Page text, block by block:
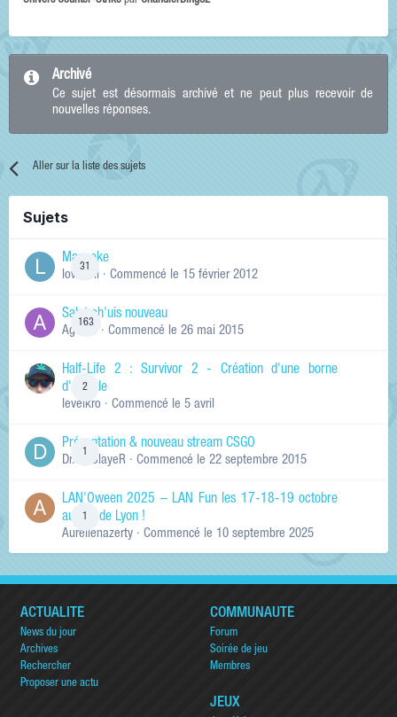
Archivé
Ce sujet est désormais archivé et ne peut plus recevoir de
nouvelles réponses.
Aller sur la liste des sujets
Sujets
31
Manneke
lowskill · Commencé le 15 février 2012
163
Salut ch'uis nouveau
Ag0Nie · Commencé le 26 mai 2015
2
Half-Life 2 : Survivor 2 - Création d'une borne
d'arcade
levelkro · Commencé le 5 avril
Présentation & nouveau stream CSGO
Dr.KinSlayeR · Commencé le 22 septembre 2015
LAN'Oween 2025 – LAN Fun les 17-18-19 octobre
au sud de Lyon !
Aurelienazerty · Commencé le 10 septembre 2025
ACTUALITÉ
News du jour
Archives
Rechercher
Proposer une actu
COMMUNAUTÉ
Forum
Soirée de jeu
Membres
JEUX